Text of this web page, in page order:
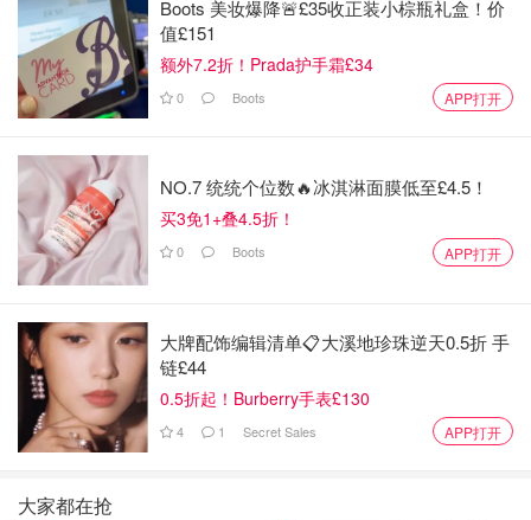
Boots 美妆爆降🚨£35收正装小棕瓶礼盒！价
值£151
额外7.2折！Prada护手霜£34
0 Boots APP打开
NO.7 统统个位数🔥冰淇淋面膜低至£4.5！
买3免1+叠4.5折！
0 Boots APP打开
大牌配饰编辑清单📋大溪地珍珠逆天0.5折 手
链£44
0.5折起！Burberry手表£130
4 1 Secret Sales APP打开
大家都在抢